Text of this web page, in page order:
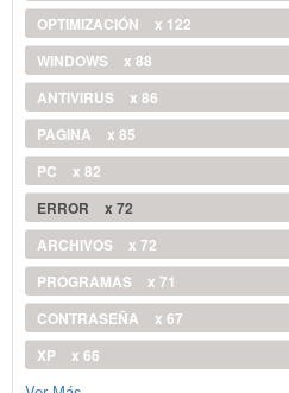
OPTIMIZACIÓN
x 122
WINDOWS
x 88
ANTIVIRUS
x 86
PAGINA
x 85
PC
x 82
ERROR
x 72
ARCHIVOS
x 72
PROGRAMAS
x 71
CONTRASEÑA
x 67
XP
x 66